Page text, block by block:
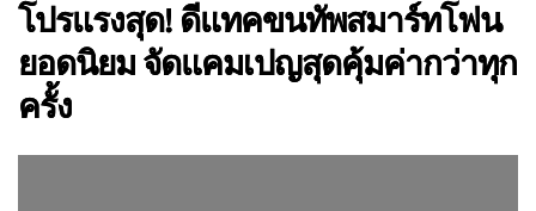
โปรแรงสุด! ดีแทคขนทัพสมาร์ทโฟน
ยอดนิยม จัดแคมเปญสุดคุ้มค่ากว่าทุก
ครั้ง